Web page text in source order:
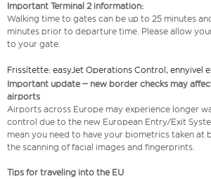
Important Terminal 2 information:
Walking time to gates can be up to 25 minutes
minutes prior to departure time. Please allow
to your gate.
Frissítette: easyJet Operations Control, ennyivel
Important update – new border checks may
airports
Airports across Europe may experience longer
control due to the new European Entry/Exit
mean you need to have your biometrics taken at
the scanning of facial images and fingerprints.
Tips for traveling into the EU